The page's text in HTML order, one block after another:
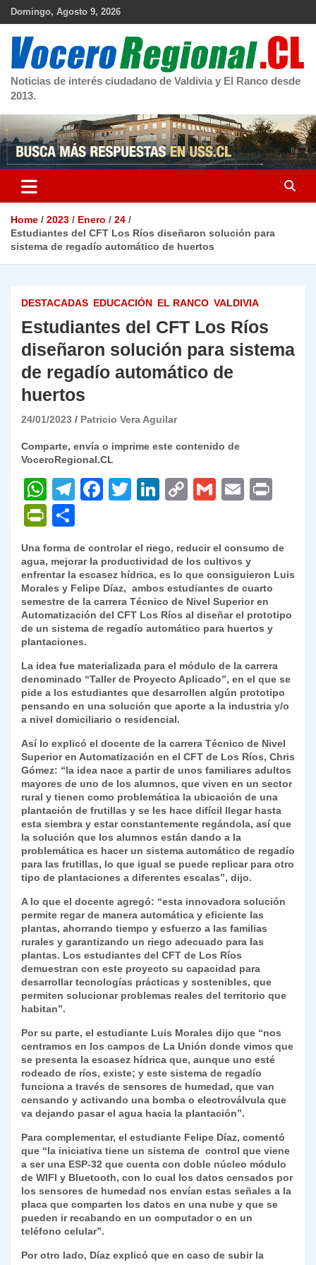
Skip
Domingo, Agosto 9, 2026
Noticias de interés ciudadano de Valdivia y El Ranco desde
2013.
Home 2023 Enero
24
Estudiantes del CFT Los Ríos diseñaron solución para
sistema de regadío automático de huertos
DESTACADAS EDUCACIÓN EL RANCO VALDIVIA
Estudiantes del CFT Los Ríos
diseñaron solución para sistema
de regadío automático de
huertos
24/01/2023 Patricio Vera Aguilar
Comparte, envía o imprime este contenido de
VoceroRegional.CL
W
h
at
s
A
p
p
T
gr
a
m
F
e
b
o
o
T
er
Li
e
dI
n
C
y
Li
n
k
G
l
E
l
P
nt
Fr
ie
n
dl
y
o
m
p
ar
tir
Una forma de controlar el riego, reducir el consumo de
agua, mejorar la productividad de los cultivos y
enfrentar la escasez hídrica, es lo que consiguieron Luis
Morales y Felipe Díaz, ambos estudiantes de cuarto
semestre de la carrera Técnico de Nivel Superior en
Automatización del CFT Los Ríos al diseñar el prototipo
de un sistema de regadío automático para huertos y
plantaciones.
La idea fue materializada para el módulo de la carrera
denominado “Taller de Proyecto Aplicado”, en el que se
pide a los estudiantes que desarrollen algún prototipo
pensando en una solución que aporte a la industria y/o
a nivel domiciliario o residencial.
Así lo explicó el docente de la carrera Técnico de Nivel
Superior en Automatización en el CFT de Los Ríos, Chris
Gómez: “la idea nace a partir de unos familiares adultos
mayores de uno de los alumnos, que viven en un sector
rural y tienen como problemática la ubicación de una
plantación de frutillas y se les hace difícil llegar hasta
esta siembra y estar constantemente regándola, así que
la solución que los alumnos están dando a la
problemática es hacer un sistema automático de regadío
para las frutillas, lo que igual se puede replicar para otro
tipo de plantaciones a diferentes escalas”, dijo.
A lo que el docente agregó: “esta innovadora solución
permite regar de manera automática y eficiente las
plantas, ahorrando tiempo y esfuerzo a las familias
rurales y garantizando un riego adecuado para las
plantas. Los estudiantes del CFT de Los Ríos
demuestran con este proyecto su capacidad para
desarrollar tecnologías prácticas y sostenibles, que
permiten solucionar problemas reales del territorio que
habitan”.
Por su parte, el estudiante Luis Morales dijo que “nos
centramos en los campos de La Unión donde vimos que
se presenta la escasez hídrica que, aunque uno esté
rodeado de ríos, existe; y este sistema de regadío
funciona a través de sensores de humedad, que van
censando y activando una bomba o electroválvula que
va dejando pasar el agua hacia la plantación”.
Para complementar, el estudiante Felipe Díaz, comentó
que “la iniciativa tiene un sistema de control que viene
a ser una ESP-32 que cuenta con doble núcleo módulo
de WIFI y Bluetooth, con lo cual los datos censados por
los sensores de humedad nos envían estas señales a la
placa que comparten los datos en una nube y que se
pueden ir recabando en un computador o en un
teléfono celular”.
Por otro lado, Díaz explicó que en caso de subir la